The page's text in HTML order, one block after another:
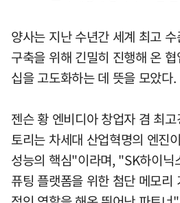
양사는 지난 수년간 세계 최고
구축을 위해 긴밀히 진행해 온
십을 고도화하는 데 뜻을 모았다.
젠슨 황 엔비디아 창업자 겸 최
토리는 차세대 산업혁명의 엔진
성능의 핵심"이라며, "SK하이닉
퓨팅 플랫폼을 위한 첨단 메모리